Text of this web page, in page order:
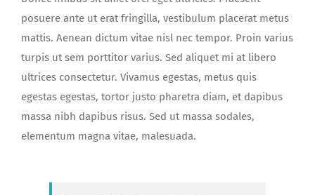
posuere ante ut erat fringilla, vestibulum placerat metus
mattis. Aenean dictum vitae nisl nec tempor. Proin varius
turpis ut sem porttitor varius. Sed aliquet mi at libero
ultrices consectetur. Vivamus egestas, metus quis
egestas egestas, tortor justo pharetra diam, et dapibus
massa nibh dapibus risus. Sed ut massa sodales,
elementum magna vitae, malesuada.